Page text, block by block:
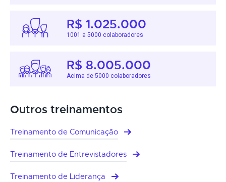
R$ 1.025.000
1001 a 5000 colaboradores
R$ 8.005.000
Acima de 5000 colaboradores
Outros treinamentos
Treinamento de Comunicação
Treinamento de Entrevistadores
Treinamento de Liderança